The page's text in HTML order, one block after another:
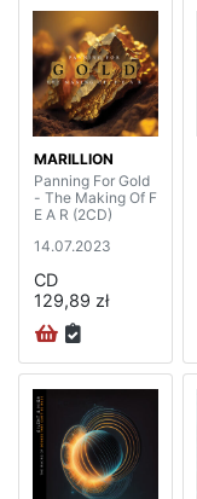
MARILLION
Panning For Gold
- The Making Of F
E A R (2CD)
14.07.2023
CD
129,89 zł